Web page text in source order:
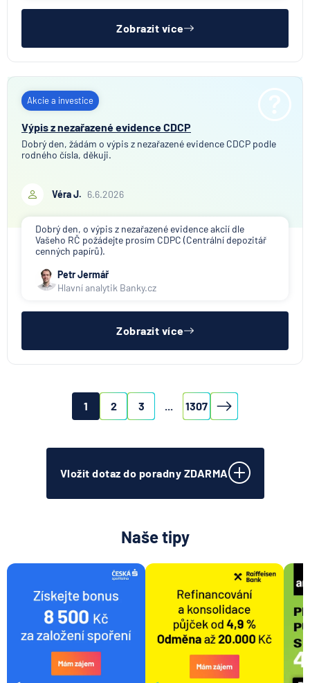
Zobrazit více
Akcie a investice
Výpis z nezařazené evidence CDCP
Dobrý den, žádám o výpis z nezařazené evidence CDCP podle
rodného čísla, děkuji.
Véra J. 6.6.2026
Dobrý den, o výpis z nezařazené evidence akcií dle
Vašeho RČ požádejte prosím CDPC (Centrální depozitář
cenných papírů).
Petr Jermář
Hlavní analytik Banky.cz
Zobrazit více
1 2 3 ... 1307
Vložit dotaz do poradny ZDARMA
Naše tipy